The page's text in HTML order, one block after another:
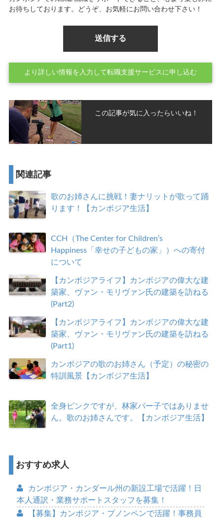
お待ちしております。どうぞ、お気軽にお問い合わせ下さい！
より詳しい情報を入力して転職支援サービスに申し込む
この記事が気に入ったらいいね！
関連記事
歌のお姉さんに挑戦！妻ナリットが歌って踊
ります！【カンボジア生活】
CCH（The Center for Children’s
Happiness「幸せの子どもの家」）への寄付
について
【カンボジアライフ】カンボジアの偉大な建
築家、ヴァン・モリヴァン氏の建築を訪ねる
(Part2)
【カンボジアライフ】カンボジアの偉大な建
築家、ヴァン・モリヴァン氏の建築を訪ねる
(Part1)
カンボジアの歌のお姉さん（予定）の秘密の
特訓風景【カンボジア生活】
全身ピンクですが、林家パー子ではありませ
ん。歌のお姉さんです。【カンボジア生活】
おすすめ求人
カンボジア・カンダール州の新設工場で活躍！日
本人通訳・業務サポートスタッフを募集！
【募集】カンボジア・プノンペンで活躍！事務員